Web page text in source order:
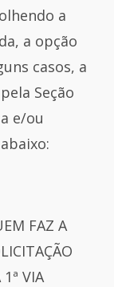
a
a opção
casos, a
Seção
e/ou
FAZ A
1ª VIA